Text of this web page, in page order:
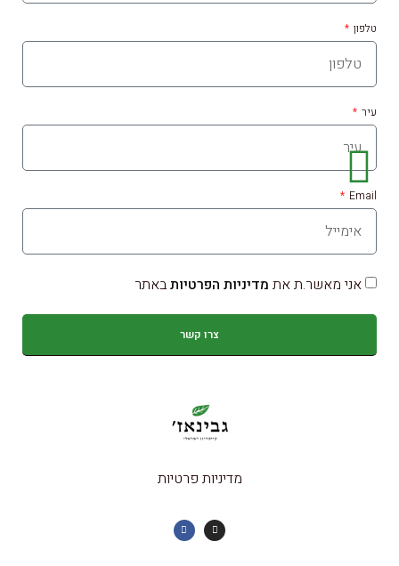
טלפון
עיר
Email
אני מאשר.ת את מדיניות הפרטיותבאתר
צרו קשר
מדיניות פרטיות